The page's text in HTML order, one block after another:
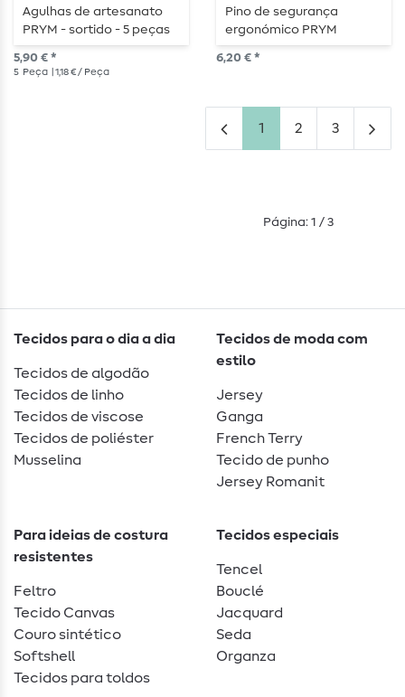
Agulhas de artesanato
PRYM - sortido - 5 peças
5,90 € *
5 Peça | 1,18 € / Peça
Pino de segurança
ergonómico PRYM
6,20 € *
1 2 3
Página: 1 / 3
Tecidos para o dia a dia
Tecidos de algodão
Tecidos de linho
Tecidos de viscose
Tecidos de poliéster
Musselina
Tecidos de moda com
estilo
Jersey
Ganga
French Terry
Tecido de punho
Jersey Romanit
Para ideias de costura
resistentes
Feltro
Tecido Canvas
Couro sintético
Softshell
Tecidos para toldos
Tecidos especiais
Tencel
Bouclé
Jacquard
Seda
Organza